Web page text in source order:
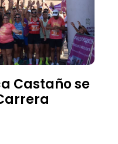
Castaño se